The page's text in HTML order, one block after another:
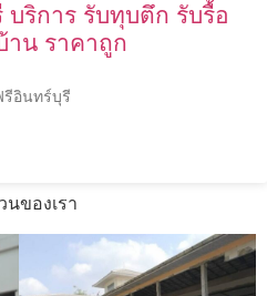
ริการ รับทุบตึก รับรื้อ
น ราคาถูก
รีอินทร์บุรี
ของเรา